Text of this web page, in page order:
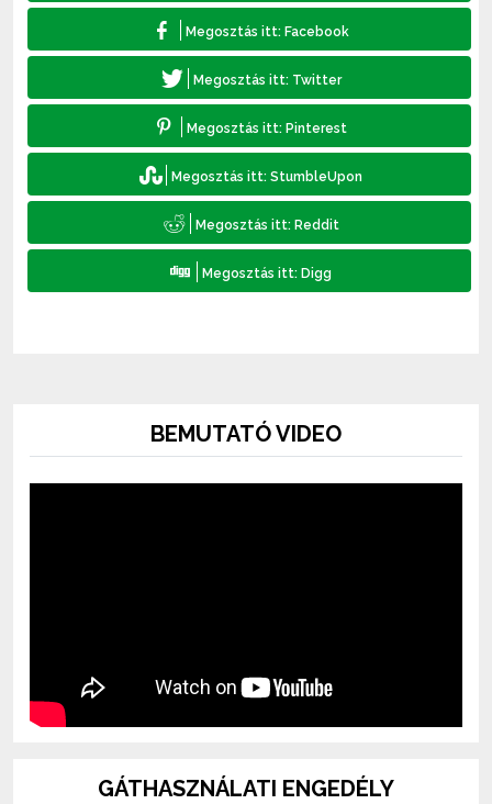
BEMUTATÓ VIDEO
GÁTHASZNÁLATI ENGEDÉLY